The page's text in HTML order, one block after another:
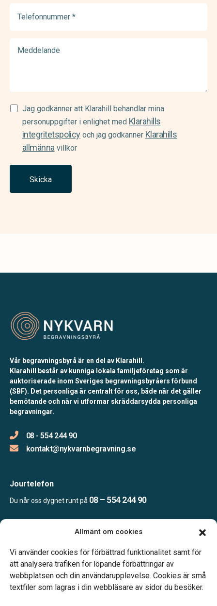
Allmänt om cookies
Vi använder cookies för förbättrad funktionalitet samt för
att analysera trafiken för löpande förbättringar av
webbplatsen och din användarupplevelse. Cookies är små
textfiler som lagras i din webbläsare av sidor du besöker.
(Required)
Samtycke
(Required)
Jag godkänner att Klarahill behandlar mina
personuppgifter i enlighet med Klarahills
integritetspolicyoch jag godkänner Klarahills
allmännavillkor
Skicka
Vår begravningsbyrå är en del av Klarahill.
Klarahill består av kunniga lokala familjeföretag som är
auktoriserade inom Sveriges begravningsbyråers förbund
(SBF). Det personliga är centralt för oss, både när det gäller
bemötande och när vi utformar skräddarsydda personliga
begravningar.
08 - 554 244 90
kontakt@nykvarnbegravning.se
Jourtelefon
Du når oss dygnet runt på 08 – 554 244 90
Mån & Ons: 13.30 – 16.30
Annan tid efter överenskommelse